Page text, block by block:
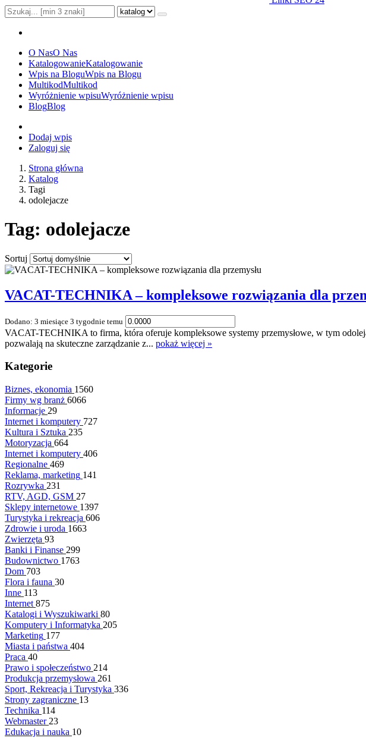
O NasO Nas
KatalogowanieKatalogowanie
Wpis na BloguWpis na Blogu
MultikodMultikod
Wyróżnienie wpisuWyróżnienie wpisu
BlogBlog
Dodaj wpis
Zaloguj się
Strona główna
Katalog
Tagi
odolejacze
Tag: odolejacze
Sortuj
VACAT-TECHNIKA – kompleksowe rozwiązania dla
Dodano: 3 miesiące 3 tygodnie temu
VACAT-TECHNIKA to firma, która oferuje kompleksowe systemy przemysłowe, w tym
pozwalają na skuteczne zarządzanie z... pokaż więcej »
Kategorie
Biznes, ekonomia 1560
Firmy wg branż 6066
Informacje 29
Internet i komputery 727
Kultura i Sztuka 235
Motoryzacja 664
Internet i komputery 406
Regionalne 469
Reklama, marketing 141
Rozrywka 231
RTV, AGD, GSM 27
Sklepy internetowe 1397
Turystyka i rekreacja 606
Zdrowie i uroda 1663
Zwierzęta 93
Banki i Finanse 299
Budownictwo 1763
Dom 703
Flora i fauna 30
Inne 113
Internet 875
Katalogi i Wyszukiwarki 80
Komputery i Informatyka 205
Marketing 177
Miasta i państwa 404
Praca 40
Prawo i społeczeństwo 214
Produkcja przemysłowa 261
Sport, Rekreacja i Turystyka 336
Strony zagraniczne 13
Technika 114
Webmaster 23
Edukacja i nauka 10